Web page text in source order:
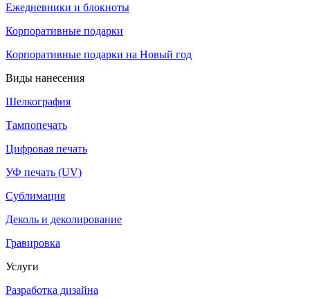
Ежедневники и блокноты
Корпоративные подарки
Корпоративные подарки на Новый год
Виды нанесения
Шелкография
Тампопечать
Цифровая печать
УФ печать (UV)
Сублимация
Деколь и деколирование
Гравировка
Услуги
Разработка дизайна